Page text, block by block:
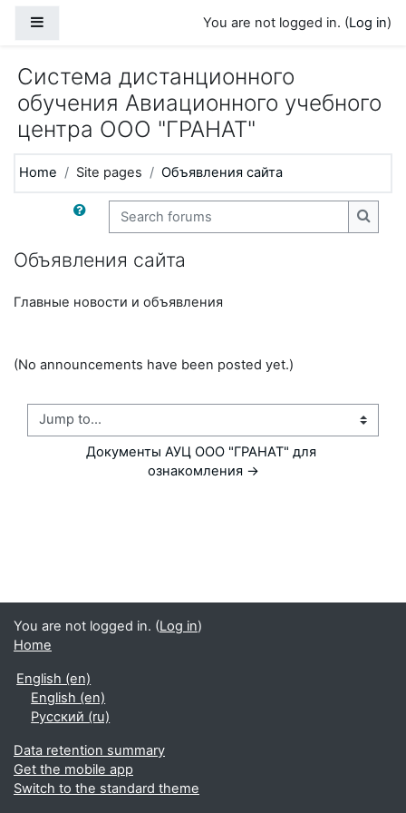
You are not logged in. (Log in)
Система дистанционного
обучения Авиационного учебного
центра ООО "ГРАНАТ"
Home Site pages Объявления сайта
Search forums
Объявления сайта
Главные новости и объявления
(No announcements have been posted yet.)
Jump to...
Документы АУЦ ООО "ГРАНАТ" для
ознакомления →
You are not logged in. (Log in)
Home
English ‎(en)‎
English ‎(en)‎
Русский ‎(ru)‎
Data retention summary
Get the mobile app
Switch to the standard theme